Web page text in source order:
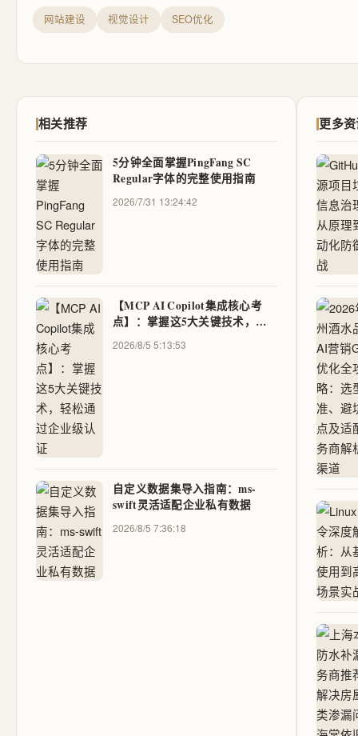
网站建设 视觉设计 SEO优化
相关推荐
5分钟全面掌握PingFang SC
Regular字体的完整使用指南
2026/7/31 13:24:42
【MCP AI Copilot集成核心考
点】：掌握这5大关键技术，轻
松通过企业级认证
2026/8/5 5:13:53
自定义数据集导入指南：ms-
swift灵活适配企业私有数据
2026/8/5 7:36:18
更多